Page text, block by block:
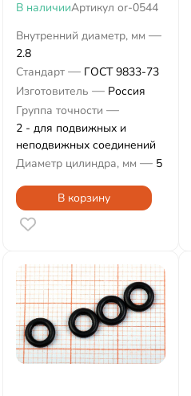
В наличииАртикул or-0544
Внутренний диаметр, мм —
2.8
Стандарт — ГОСТ 9833-73
Изготовитель — Россия
Группа точности —
2 - для подвижных и
неподвижных соединений
Диаметр цилиндра, мм — 5
В корзину